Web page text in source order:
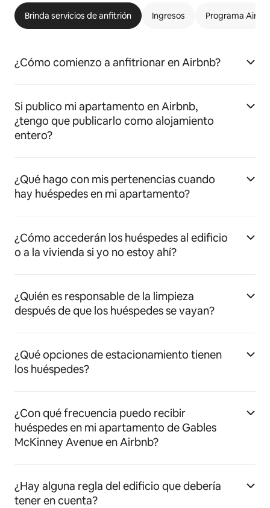
Brinda servicios de anfitrión Ingresos Programa
¿Cómo comienzo a anfitrionar en Airbnb?
Si publico mi apartamento en Airbnb,
¿tengo que publicarlo como alojamiento
entero?
¿Qué hago con mis pertenencias cuando
hay huéspedes en mi apartamento?
¿Cómo accederán los huéspedes al edificio
o a la vivienda si yo no estoy ahí?
¿Quién es responsable de la limpieza
después de que los huéspedes se vayan?
¿Qué opciones de estacionamiento tienen
los huéspedes?
¿Con qué frecuencia puedo recibir
huéspedes en mi apartamento de Gables
McKinney Avenue en Airbnb?
¿Hay alguna regla del edificio que debería
tener en cuenta?